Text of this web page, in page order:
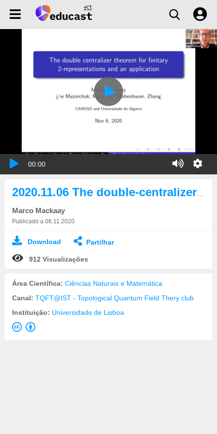
00:00
Marco Mackaay
Publicado a 06.11.2020
Download Partilhar
912 Visualizações
Área Científica: Ciências Naturais e Matemática
Canal: TQFT@IST - Topological Quantum Field Thery club
Instituição: Universidade de Lisboa